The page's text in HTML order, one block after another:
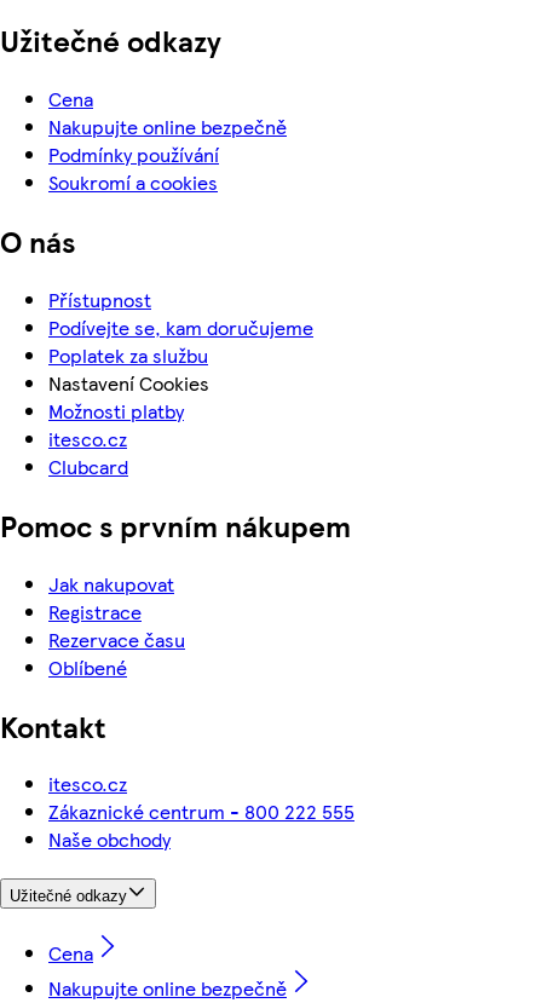
Užitečné odkazy
Cena
Nakupujte online bezpečně
Podmínky používání
Soukromí a cookies
O nás
Přístupnost
Podívejte se, kam doručujeme
Poplatek za službu
Nastavení Cookies
Možnosti platby
itesco.cz
Clubcard
Pomoc s prvním nákupem
Jak nakupovat
Registrace
Rezervace času
Oblíbené
Kontakt
itesco.cz
Zákaznické centrum - 800 222 555
Naše obchody
Užitečné odkazy
Cena
Nakupujte online bezpečně